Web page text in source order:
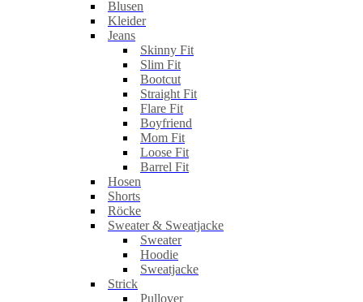
Blusen
Kleider
Jeans
Skinny Fit
Slim Fit
Bootcut
Straight Fit
Flare Fit
Boyfriend
Mom Fit
Loose Fit
Barrel Fit
Hosen
Shorts
Röcke
Sweater & Sweatjacke
Sweater
Hoodie
Sweatjacke
Strick
Pullover